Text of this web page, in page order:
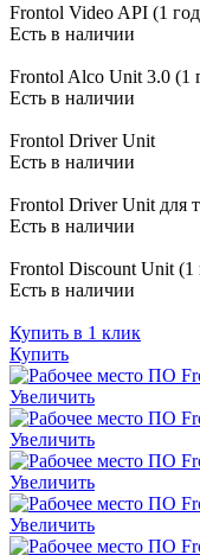
Frontol Video API (1
Есть в наличии
Frontol Alco Unit 3.0 (1
Есть в наличии
Frontol Driver Unit
Есть в наличии
Frontol Driver Unit для
Есть в наличии
Frontol Discount Unit (1
Есть в наличии
Купить в 1 клик
Купить
Увеличить
Увеличить
Увеличить
Увеличить